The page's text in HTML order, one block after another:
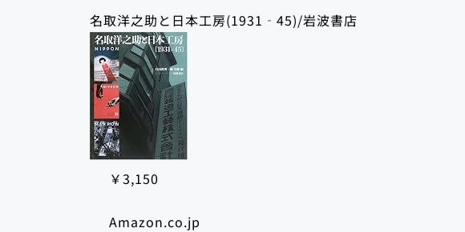
名取洋之助と日本工房(1931‐45)/岩波書店
￥3,150
Amazon.co.jp